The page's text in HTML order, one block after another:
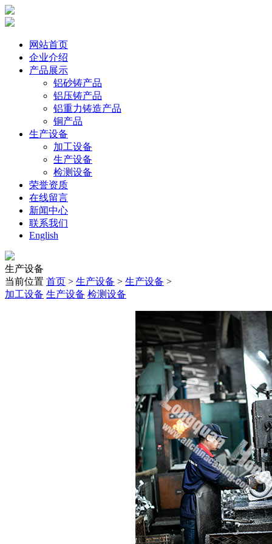
网站首页
企业介绍
产品展示
铝砂铸产品
铝压铸产品
铝重力铸造产品
铜产品
生产设备
加工设备
生产设备
检测设备
荣誉资质
在线留言
新闻中心
联系我们
English
生产设备
当前位置 首页 > 生产设备 > 生产设备 >
加工设备 生产设备 检测设备